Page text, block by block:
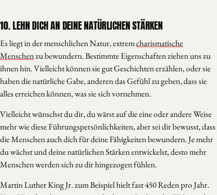
10. LEHN DICH AN DEINE NATÜRLICHEN STÄRKEN
Es liegt in der menschlichen Natur, extremcharismatische
Menschenzu bewundern. Bestimmte Eigenschaften ziehen uns zu
ihnen hin. Vielleicht können sie gut Geschichten erzählen, oder sie
haben die natürliche Gabe, anderen das Gefühl zu geben, dass sie
alles erreichen können, was sie sich vornehmen.
Vielleicht wünschst du dir, du wärst auf die eine oder andere Weise
mehr wie diese Führungspersönlichkeiten, aber sei dir bewusst, dass
die Menschen auch dich für deine Fähigkeiten bewundern. Je mehr
du wächst und deine natürlichen Stärken entwickelst, desto mehr
Menschen werden sich zu dir hingezogen fühlen.
Martin Luther King Jr. zum Beispiel hielt fast 450 Reden pro Jahr.